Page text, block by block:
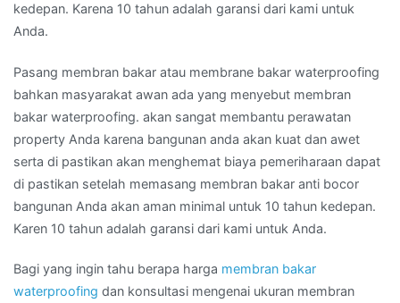
kedepan. Karena 10 tahun adalah garansi dari kami untuk
Anda.
Pasang membran bakar atau membrane bakar waterproofing
bahkan masyarakat awan ada yang menyebut membran
bakar waterproofing. akan sangat membantu perawatan
property Anda karena bangunan anda akan kuat dan awet
serta di pastikan akan menghemat biaya pemeriharaan dapat
di pastikan setelah memasang membran bakar anti bocor
bangunan Anda akan aman minimal untuk 10 tahun kedepan.
Karen 10 tahun adalah garansi dari kami untuk Anda.
Bagi yang ingin tahu berapa harga membran bakar
waterproofing dan konsultasi mengenai ukuran membran